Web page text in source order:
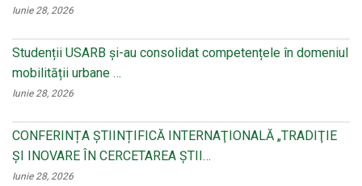
Iunie 28, 2026
Studenții USARB și-au consolidat competențele în domeniul
mobilității urbane …
Iunie 28, 2026
CONFERINȚA ȘTIINȚIFICĂ INTERNAŢIONALĂ „TRADIŢIE
ŞI INOVARE ÎN CERCETAREA ŞTII…
Iunie 28, 2026